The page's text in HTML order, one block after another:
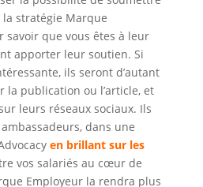
stratégie Marque
savoir que vous êtes à leur
apporter leur soutien. Si
ils seront d’autant
la publication ou l’article, et
leurs réseaux sociaux. Ils
dans une
en brillant sur les
vos salariés au cœur de
Employeur la rendra plus